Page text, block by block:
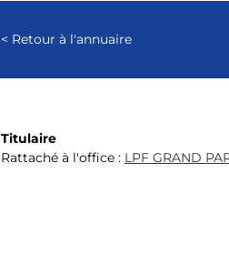
< Retour à l'annuaire
Titulaire
Rattaché à l'office : LPF GRAND